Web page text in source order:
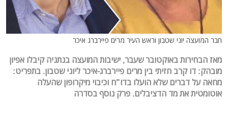
חבר המועצה יוני שטבון וראש העיר מרים פיירברג איכר
מאז הבחירות באוקטובר שעבר, ישיבות המועצה בנתניה קיבלו אפיון
מובהק: דו קרב חזיתי בין מרים פיירברג-איכר ליוני שטבון. בתפריט:
מחאה על דברים שלא הועלו בדו"ח וכיבוי מיקרופון שהעלה
אוטומטית את מד הדציבלים. פרק נוסף בסדרה